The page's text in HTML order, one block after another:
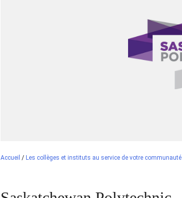
Accueil / Les collèges et instituts au service de votre communauté